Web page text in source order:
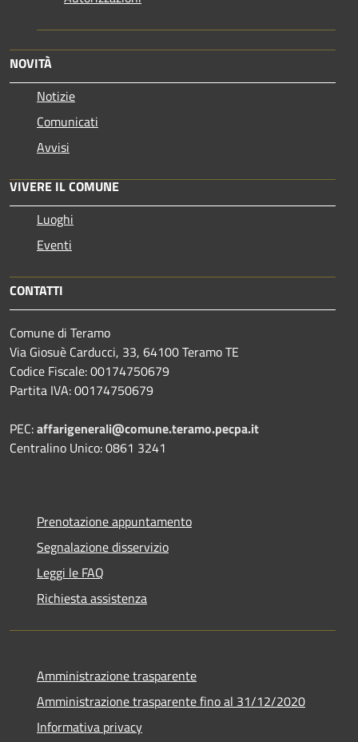
NOVITÀ
Notizie
Comunicati
Avvisi
VIVERE IL COMUNE
Luoghi
Eventi
CONTATTI
Comune di Teramo
Via Giosuè Carducci, 33, 64100 Teramo TE
Codice Fiscale: 00174750679
Partita IVA: 00174750679
PEC:affarigenerali@comune.teramo.pecpa.it
Centralino Unico: 0861 3241
Prenotazione appuntamento
Segnalazione disservizio
Leggi le FAQ
Richiesta assistenza
Amministrazione trasparente
Amministrazione trasparente fino al 31/12/2020
Informativa privacy